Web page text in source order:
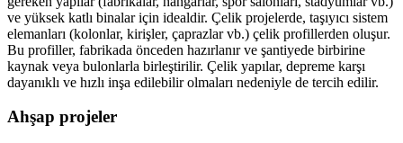
ve yüksek katlı binalar için idealdir. Çelik projelerde, taşıyıcı sistem
elemanları (kolonlar, kirişler, çaprazlar vb.) çelik profillerden oluşur.
Bu profiller, fabrikada önceden hazırlanır ve şantiyede birbirine
kaynak veya bulonlarla birleştirilir. Çelik yapılar, depreme karşı
dayanıklı ve hızlı inşa edilebilir olmaları nedeniyle de tercih edilir.
Ahşap projeler